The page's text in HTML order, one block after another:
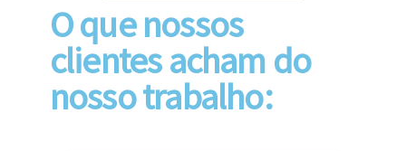
O que nossos
clientes acham do
nosso trabalho: